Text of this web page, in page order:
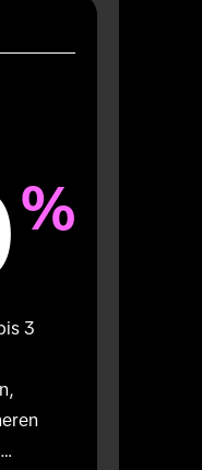
%
3